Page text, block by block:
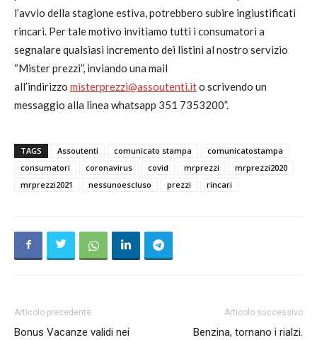
l’avvio della stagione estiva, potrebbero subire ingiustificati
rincari. Per tale motivo invitiamo tutti i consumatori a
segnalare qualsiasi incremento dei listini al nostro servizio
“Mister prezzi”, inviando una mail
all’indirizzo misterprezzi@assoutenti.ito scrivendo un
messaggio alla linea whatsapp 351 7353200”.
TAGS Assoutenti comunicato stampa
comunicatostampa
consumatori
coronavirus covid mrprezzi
mrprezzi2020
mrprezzi2021
nessunoescluso prezzi rincari
Articolo precedente
Bonus Vacanze validi nei
Articolo successivo
Benzina, tornano i rialzi.